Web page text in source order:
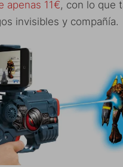
apenas 11€, con lo que
invisibles y compañía.